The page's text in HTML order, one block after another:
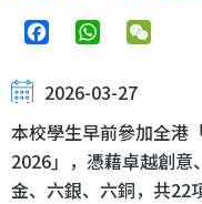
FacebookWhatsApp
2026-03-27
本校學生早前參加全港
2026」，憑藉卓越創
金、六銀、六銅，共22